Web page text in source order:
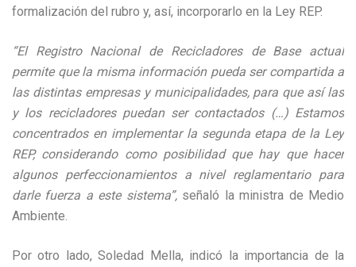
formalización del rubro y, así, incorporarlo en la Ley REP.
“El Registro Nacional de Recicladores de Base actual
permite que la misma información pueda ser compartida a
las distintas empresas y municipalidades, para que así las
y los recicladores puedan ser contactados (…) Estamos
concentrados en implementar la segunda etapa de la Ley
REP, considerando como posibilidad que hay que hacer
algunos perfeccionamientos a nivel reglamentario para
darle fuerza a este sistema”,señaló la ministra de Medio
Ambiente.
Por otro lado, Soledad Mella, indicó la importancia de la